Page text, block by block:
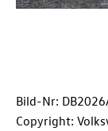
Bild-Nr:
Copyright: